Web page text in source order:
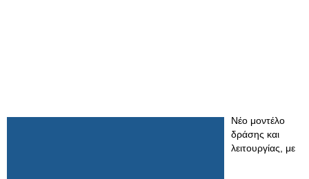
Νέο μοντέλο
δράσης και
λειτουργίας, με